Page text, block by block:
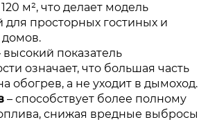
м², что делает модель
для просторных гостиных и
домов.
высокий показатель
означает, что большая часть
обогрев, а не уходит в дымоход.
– способствует более полному
снижая вредные выбросы